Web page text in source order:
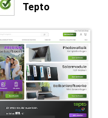
Tepto